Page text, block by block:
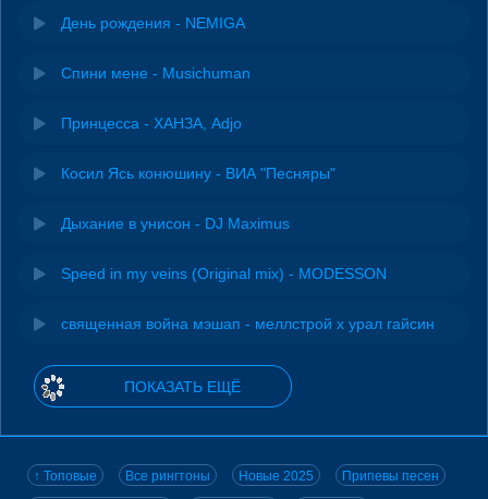
День рождения - NEMIGA
Спини мене - Musichuman
Принцесса - ХАНЗА, Adjo
Косил Ясь конюшину - ВИА "Песняры"
Дыхание в унисон - DJ Maximus
Speed in my veins (Original mix) - MODESSON
священная война мэшап - меллстрой х урал гайсин
ПОКАЗАТЬ ЕЩЁ
↑ Топовые Все рингтоны Новые 2025 Припевы песен